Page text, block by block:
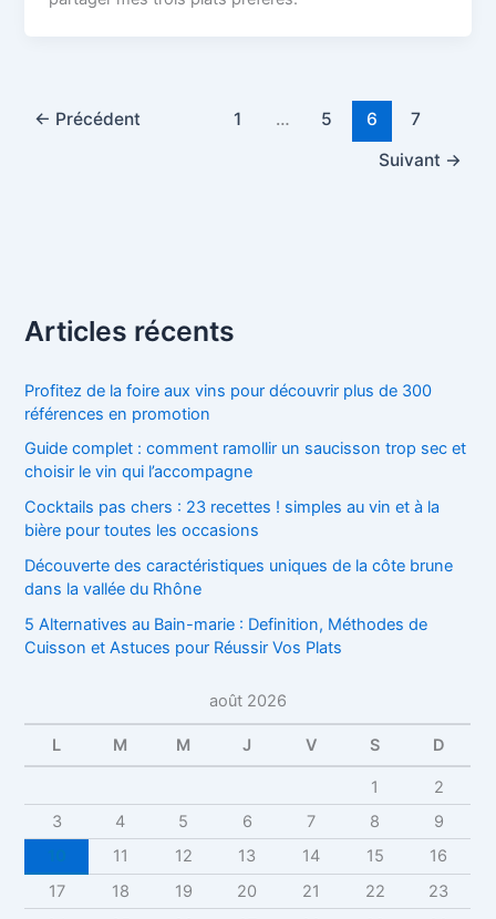
← Précédent 1 … 5 6
7
Suivant →
Articles récents
Profitez de la foire aux vins pour découvrir plus de 300
références en promotion
Guide complet : comment ramollir un saucisson trop sec et
choisir le vin qui l’accompagne
Cocktails pas chers : 23 recettes ! simples au vin et à la
bière pour toutes les occasions
Découverte des caractéristiques uniques de la côte brune
dans la vallée du Rhône
5 Alternatives au Bain-marie : Definition, Méthodes de
Cuisson et Astuces pour Réussir Vos Plats
août 2026
L M M J V S D
1
2
3
4 5 6 7 8
9
11 12 13 14 15
16
17
18 19 20 21 22
23